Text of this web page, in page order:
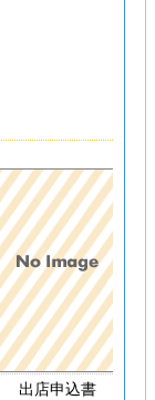
出店申込書